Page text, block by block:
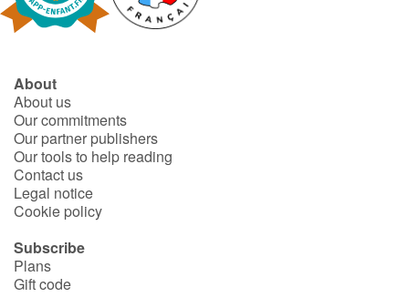
About
About us
Our commitments
Our partner publishers
Our tools to help reading
Contact us
Legal notice
Cookie policy
Subscribe
Plans
Gift code